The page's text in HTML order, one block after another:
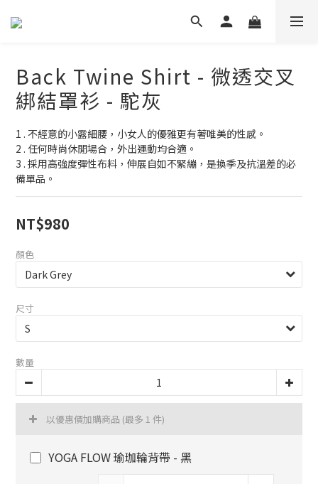
Back Twine Shirt - 微透交叉
綁結罩衫 - 駝灰
1 . 不經意的小露細腰，小女人的優雅更有著唯美的性感。
2 . 任何時尚休閒場合，外出運動均合適。
3 . 採用高強度彈性布料，伸展自如不緊繃，是換季及抗溫差的必
備單品。
NT$980
顏色
尺寸
數量
以優惠價加購商品 (最多 1 件)
YOGA FLOW 瑜珈輪背帶 - 黑